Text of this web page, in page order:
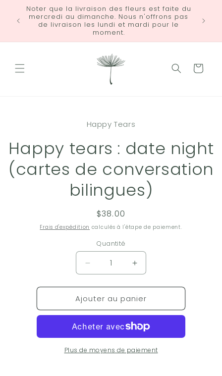
passer
au
contenu
Noter que la livraison des fleurs est faite du
mercredi au dimanche. Nous n'offrons pas
de livraison les lundi et mardi pour le
moment.
Panier
Happy Tears
Happy tears : date night
(cartes de conversation
bilingues)
Prix
habituel
$38.00
Frais d'expédition calculés à l'étape de paiement.
Quantité
Réduire
la
quantité
de
Happy
date
night
(cartes
Augmenter
la
quantité
de
Happy
date
night
(cartes
Ajouter au panier
Plus de moyens de paiement